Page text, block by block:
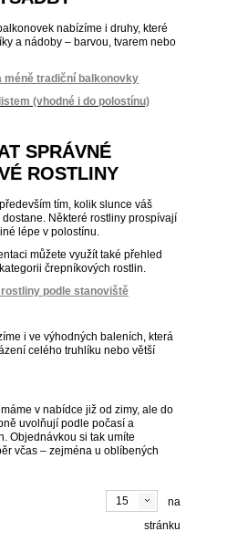
SPRÁVNÉ
ROSTLINY
lépe v polostínu.
můžete využít také přehled
črepníkových rostlin.
podle stanoviště
celého truhlíku nebo větší
uvolňují podle počasí a
Objednávkou si tak umíte
včas – zejména u oblíbených
15
na